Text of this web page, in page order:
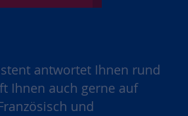
antwortet Ihnen rund
Ihnen auch gerne auf
und